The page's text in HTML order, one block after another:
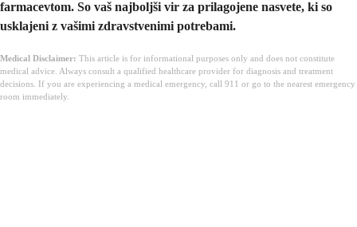
farmacevtom. So vaš najboljši vir za prilagojene nasvete, ki so
usklajeni z vašimi zdravstvenimi potrebami.
Medical Disclaimer: This article is for informational purposes only and does not constitute
medical advice. Always consult a qualified healthcare provider for diagnosis and treatment
decisions. If you are experiencing a medical emergency, call 911 or go to the nearest emergency
room immediately.